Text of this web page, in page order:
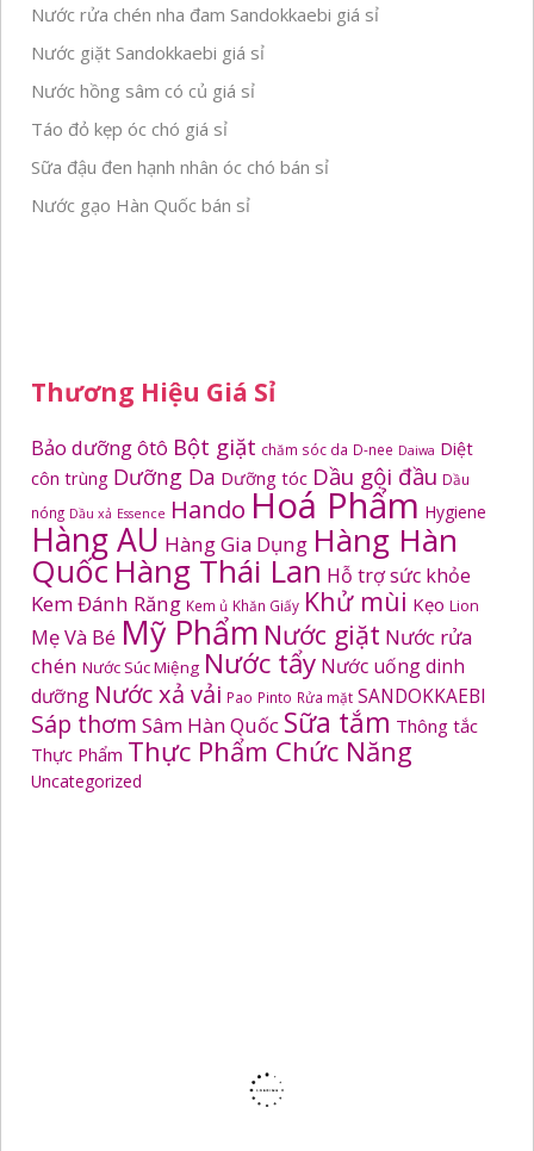
Nước rửa chén nha đam Sandokkaebi giá sỉ
Nước giặt Sandokkaebi giá sỉ
Nước hồng sâm có củ giá sỉ
Táo đỏ kẹp óc chó giá sỉ
Sữa đậu đen hạnh nhân óc chó bán sỉ
Nước gạo Hàn Quốc bán sỉ
Thương Hiệu Giá Sỉ
Bảo dưỡng ôtô Bột giặt chăm sóc da D-nee Daiwa Diệt
côn trùng Dưỡng Da Dưỡng tóc Dầu gội đầu Dầu
nóng Dầu xả Essence Hando Hoá Phẩm Hygiene
Hàng AU Hàng Gia Dụng Hàng Hàn
Quốc Hàng Thái Lan Hỗ trợ sức khỏe
Kem Đánh Răng Kem ủ Khăn Giấy Khử mùi Kẹo Lion
Mẹ Và Bé Mỹ Phẩm Nước giặt Nước rửa
chén Nước Súc Miệng Nước tẩy Nước uống dinh
dưỡng Nước xả vải Pao Pinto Rửa mặt SANDOKKAEBI
Sáp thơm Sâm Hàn Quốc Sữa tắm Thông tắc
Thực Phẩm Thực Phẩm Chức Năng
Uncategorized